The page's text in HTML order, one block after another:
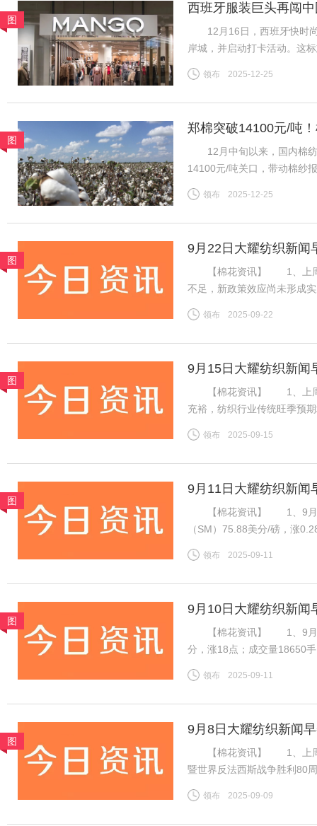
图
西班牙服装巨头再闯
12月16日，西班牙快时尚
岸城，并启动打卡活动。
20世纪80年代初，西班牙开
领布 2025-12-25
图
郑棉突破14100元/吨
地市场
12月中旬以来，国内棉纺
14100元/吨关口，带动棉纱
挤压，行业竞争格局生变
领布 2025-12-25
图
9月22日大耀纺织新闻
【棉花资讯】 1、上周国
不足，新政策效应尚未形成
盘ICE期棉同样先涨后跌，
领布 2025-09-22
图
9月15日大耀纺织新闻
【棉花资讯】 1、上周国
充裕，纺织行业传统旺季预
良好，新疆新棉吐絮率近
领布 2025-09-15
图
9月11日大耀纺织新闻
【棉花资讯】 1、9月10
（SM）75.88美分/磅，涨
磅，涨0.28美分/磅，折一般
领布 2025-09-11
图
9月10日大耀纺织新闻
【棉花资讯】 1、9月8
分，涨18点；成交量18650
增，对金融市场有非常重要
领布 2025-09-11
图
9月8日大耀纺织新闻
【棉花资讯】 1、上周国
暨世界反法西斯战争胜利80
不足，因此周内郑棉维持震
领布 2025-09-09